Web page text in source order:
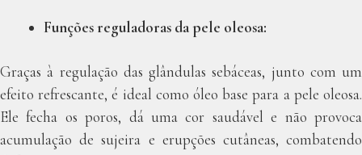
Funções reguladoras da pele oleosa:
Graças à regulação das glândulas sebáceas, junto com um
efeito refrescante, é ideal como óleo base para a pele oleosa.
Ele fecha os poros, dá uma cor saudável e não provoca
acumulação de sujeira e erupções cutâneas, combatendo